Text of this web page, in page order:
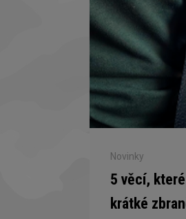
Novinky
5 věcí,
krátké